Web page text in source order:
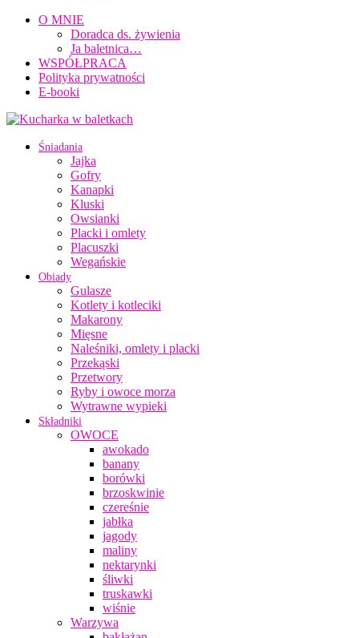
O MNIE
Doradca ds. żywienia
Ja baletnica…
WSPÓŁPRACA
Polityka prywatności
E-booki
Śniadania
Jajka
Gofry
Kanapki
Kluski
Owsianki
Placki i omlety
Placuszki
Wegańskie
Obiady
Gulasze
Kotlety i kotleciki
Makarony
Mięsne
Naleśniki, omlety i placki
Przekąski
Przetwory
Ryby i owoce morza
Wytrawne wypieki
Składniki
OWOCE
awokado
banany
borówki
brzoskwinie
czereśnie
jabłka
jagody
maliny
nektarynki
śliwki
truskawki
wiśnie
Warzywa